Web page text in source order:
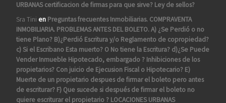
URBANAS certificacion de firmas para que sirve? Ley de sellos?
Sra Tini en Preguntas frecuentes Inmobiliarias. COMPRAVENTA
INMOBILIARIA. PROBLEMAS ANTES DEL BOLETO. A) ¿Se Perdió o no
tiene Plano? B)¿Perdió Escritura y/o Reglamento de copropiedad?
c) Si el Escribano Esta muerto? O No tiene la Escritura? d)¿Se Puede
Vender Inmueble Hipotecado, embargado ? Inhibiciones de los
propietarios? Con juicio de Ejecusion Fiscal o Hipotecario? E)
Muerte de un propietario despues de firmar el boleto pero antes
de escriturar? F) Que sucede si después de firmar el boleto no
quiere escriturar el propietario ? LOCACIONES URBANAS